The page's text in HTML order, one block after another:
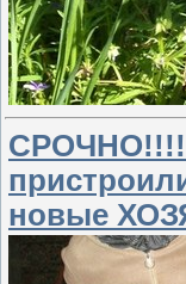
новые